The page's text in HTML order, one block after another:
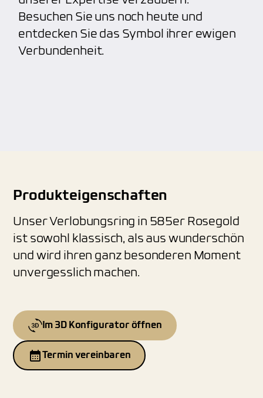
Besuchen Sie uns noch heute und
entdecken Sie das Symbol ihrer ewigen
Verbundenheit.
Produkteigenschaften
Unser Verlobungsring in 585er Rosegold
ist sowohl klassisch, als aus wunderschön
und wird ihren ganz besonderen Moment
unvergesslich machen.
Im 3D Konfigurator öffnen
Termin vereinbaren